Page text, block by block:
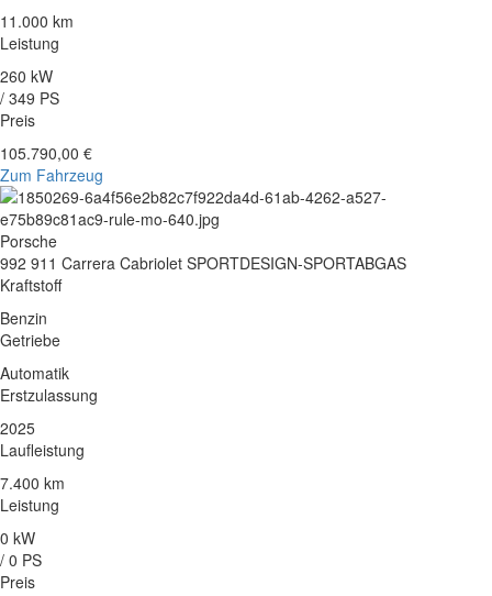
11.000 km
Leistung
260 kW
/ 349 PS
Preis
105.790,00 €
Zum Fahrzeug
Porsche
992 911 Carrera Cabriolet SPORTDESIGN-SPORTABGAS
Kraftstoff
Benzin
Getriebe
Automatik
Erstzulassung
2025
Laufleistung
7.400 km
Leistung
0 kW
/ 0 PS
Preis